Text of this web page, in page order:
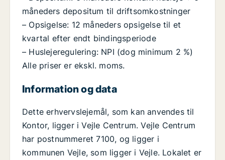
måneders depositum til driftsomkostninger
– Opsigelse: 12 måneders opsigelse til et
kvartal efter endt bindingsperiode
– Huslejeregulering: NPI (dog minimum 2 %)
Alle priser er ekskl. moms.
Information og data
Dette erhvervslejemål, som kan anvendes til
Kontor, ligger i Vejle Centrum. Vejle Centrum
har postnummeret 7100, og ligger i
kommunen Vejle, som ligger i Vejle. Lokalet er